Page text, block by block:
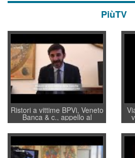
PiùTV
Ristori a vittime BPVi, Veneto
Banca & c., appello al
sottosegretario Alessio
Villarosa: per mettere ordine
convochi con Di Maio CNCU
a supporto della cabina di
regia al Mef